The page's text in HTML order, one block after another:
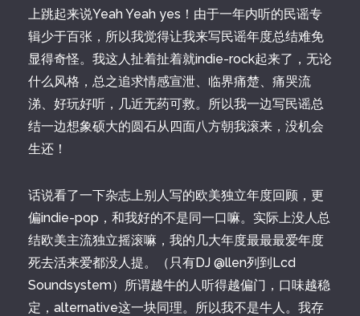
上跳起来说Yeah Yeah yes！由于一年内听的民谣专
辑少于百张，所以我觉得让我来写民谣年度总结难免
显得奇怪。我这人扯着扯着就indie-rock起来了，无论
什么风格，总之追求情感宣泄、临界痛楚、痛哭流
涕、好玩好听，几近无药可救。所以我一边写民谣总
结一边想象硕大的圆石从四面八方朝我滚来，没机会
生还！
话说看了一下杂志上别人写的欧美独立年度回顾，更
偏indie-pop，和我好的不是同一口嘛。实际上没人总
结欧美主流独立摇滚嘛，我的几大年度最最最爱年度
死去活来爱都没人提。（只有DJ @llen列到Lcd
Soundsystem）所谓越牛的人听得越偏门，口味越稳
定，alternative这一块同理。所以我不是牛人。我存